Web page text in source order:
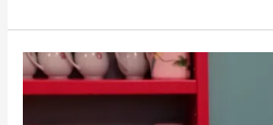
10/18(水)
は